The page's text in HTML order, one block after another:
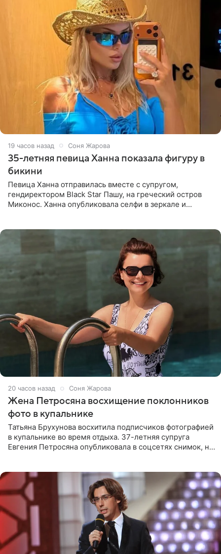
19 часов назад Соня Жарова
35-летняя певица Ханна показала фигуру в
бикини
Певица Ханна отправилась вместе с супругом,
гендиректором Black Star Пашу, на греческий остров
Миконос. Ханна опубликовала селфи в зеркале и
20 часов назад Соня Жарова
Жена Петросяна восхищение поклонников
фото в купальнике
Татьяна Брухунова восхитила подписчиков фотографией
в купальнике во время отдыха. 37-летняя супруга
Евгения Петросяна опубликовала в соцсетях снимок, на